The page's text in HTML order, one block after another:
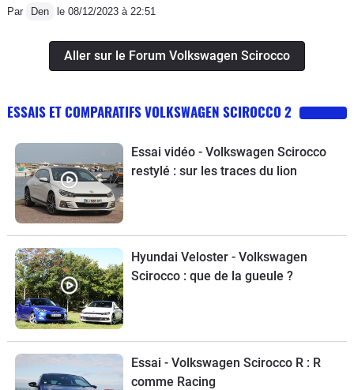
garages du département et chez
pénible. Je conseille plutôt la version
2.0 le moteur est plus fiable car mieux
les performances néanmoins bonnes.
Par Den le 08/12/2023 à 22:51
Aller sur le Forum Volkswagen Scirocco
ESSAIS ET COMPARATIFS VOLKSWAGEN SCIROCCO 2
Essai vidéo - Volkswagen Scirocco
restylé : sur les traces du lion
Hyundai Veloster - Volkswagen
Scirocco : que de la gueule ?
Essai - Volkswagen Scirocco R : R
comme Racing